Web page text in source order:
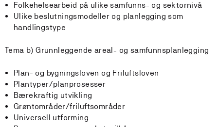
Folkehelsearbeid på ulike samfunns- og sektornivå
Ulike beslutningsmodeller og planlegging som
handlingstype
Tema b) Grunnleggende areal- og samfunnsplanlegging
Plan- og bygningsloven og Friluftsloven
Plantyper/planprosesser
Bærekraftig utvikling
Grøntområder/friluftsområder
Universell utforming